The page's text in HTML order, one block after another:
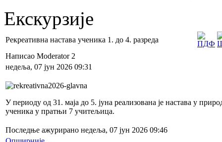
Екскурзије
Рекреативна настава ученика 1. до 4. разреда
Написао Moderator 2
недеља, 07 јун 2026 09:31
У периоду од 31. маја до 5. јуна реализована је настава у
ученика у пратњи 7 учитељица.
Последње ажурирано недеља, 07 јун 2026 09:46